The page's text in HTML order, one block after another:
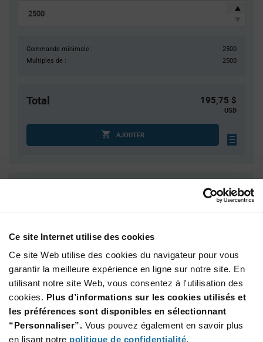
Ce site Internet utilise des cookies
Ce site Web utilise des cookies du navigateur pour vous
garantir la meilleure expérience en ligne sur notre site. En
utilisant notre site Web, vous consentez à l'utilisation des
cookies. Plus d’informations sur les cookies utilisés et
les préférences sont disponibles en sélectionnant
“Personnaliser”. Vous pouvez également en savoir plus
en lisant notre politique de confidentialité.
Commande minimale :
2500
Multiples de :
2500
Total 195,75 $
USD
AJOUTER
7 500+
$0.0752
Product
Variant
section
Emballages disponibles
Reel
Qté: 12 500+ / Prix unitaire: $0.0783 / Stock: 0